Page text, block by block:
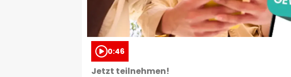
0:46
Jetzt teilnehmen!